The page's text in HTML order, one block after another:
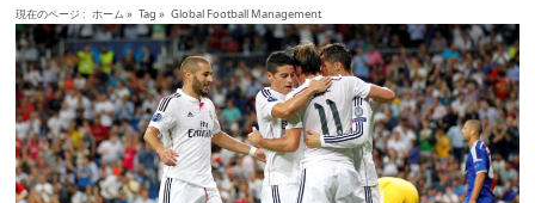
現在のページ : ホーム » Tag » Global Football Management